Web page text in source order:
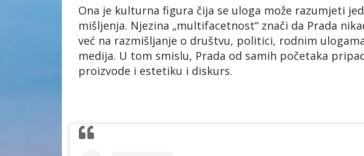
Ona je kulturna figura čija se uloga može razumjeti
mišljenja. Njezina „multifacetnost“ znači da Prada
već na razmišljanje o društvu, politici, rodnim
medija. U tom smislu, Prada od samih početaka
proizvode i estetiku i diskurs.